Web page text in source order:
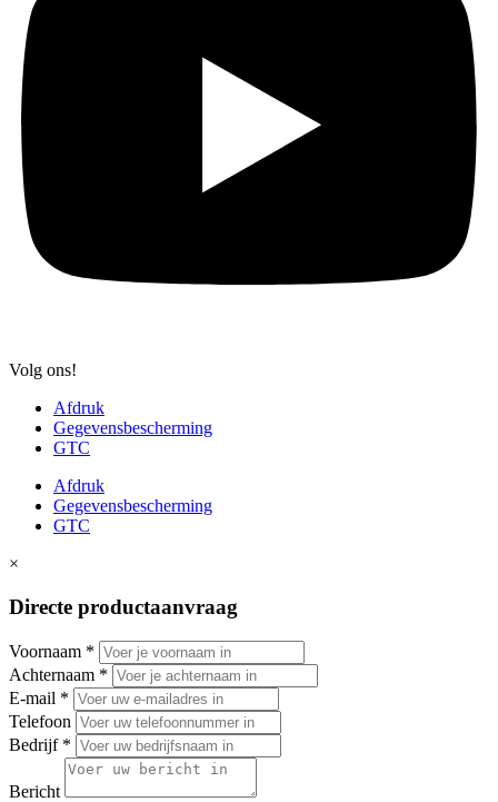
Volg ons!
Afdruk
Gegevensbescherming
GTC
Afdruk
Gegevensbescherming
GTC
×
Directe productaanvraag
Voornaam *
Achternaam *
E-mail *
Telefoon
Bedrijf *
Bericht